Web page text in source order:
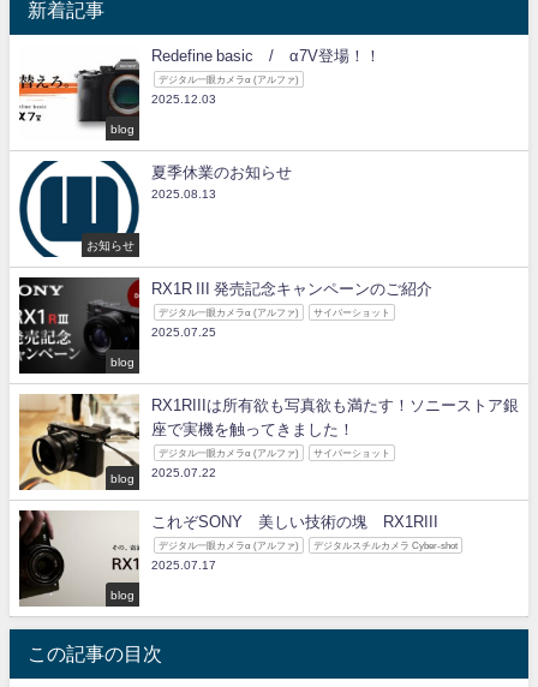
新着記事
blog
Redefine basic / α7V登場！！
デジタル一眼カメラα (アルファ)
2025.12.03
お知らせ
夏季休業のお知らせ
2025.08.13
blog
RX1R III 発売記念キャンペーンのご紹介
デジタル一眼カメラα (アルファ) サイバーショット
2025.07.25
blog
RX1RIIIは所有欲も写真欲も満たす！ソニーストア銀
座で実機を触ってきました！
デジタル一眼カメラα (アルファ) サイバーショット
2025.07.22
blog
これぞSONY 美しい技術の塊 RX1RIII
デジタル一眼カメラα (アルファ) デジタルスチルカメラ Cyber-shot
2025.07.17
この記事の目次